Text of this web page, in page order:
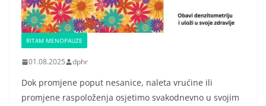
RITAM MENOPAUZE
01.08.2025 dphr
Dok promjene poput nesanice, naleta vrućine ili
promjene raspoloženja osjetimo svakodnevno u svojim